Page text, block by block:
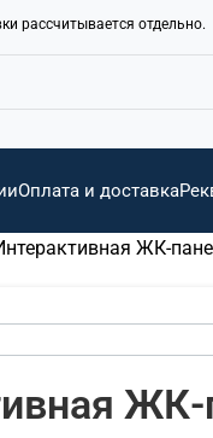
рассчитывается отдельно.
Оплата и доставка
ЖК-
ЖК-